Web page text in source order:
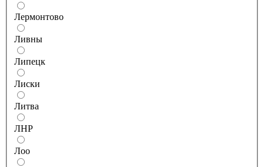
Лермонтово
Ливны
Липецк
Лиски
Литва
ЛНР
Лоо